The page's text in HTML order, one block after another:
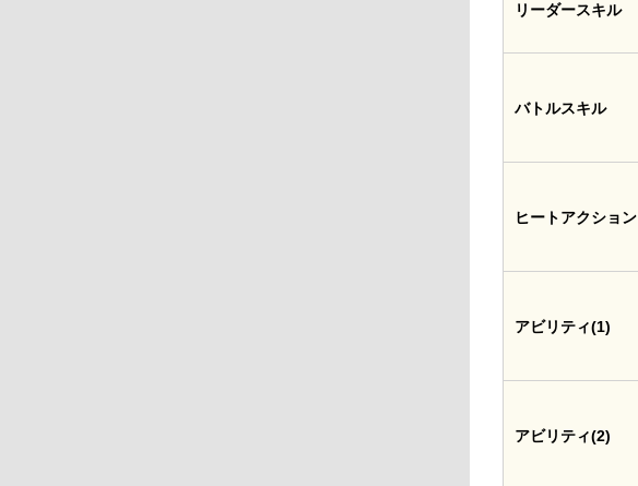
リーダースキル
バトルスキル
ヒートアクション
アビリティ(1)
アビリティ(2)